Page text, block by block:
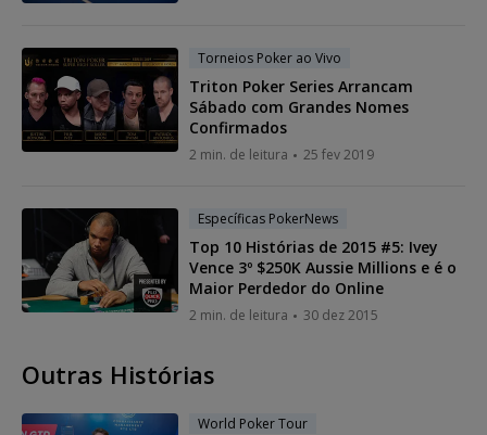
Torneios Poker ao Vivo
Triton Poker Series Arrancam
Sábado com Grandes Nomes
Confirmados
2 min. de leitura 25 fev 2019
Específicas PokerNews
Top 10 Histórias de 2015 #5: Ivey
Vence 3º $250K Aussie Millions e é o
Maior Perdedor do Online
2 min. de leitura 30 dez 2015
Outras Histórias
World Poker Tour